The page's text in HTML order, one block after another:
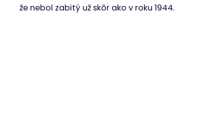
že nebol zabitý už skôr ako v roku 1944.